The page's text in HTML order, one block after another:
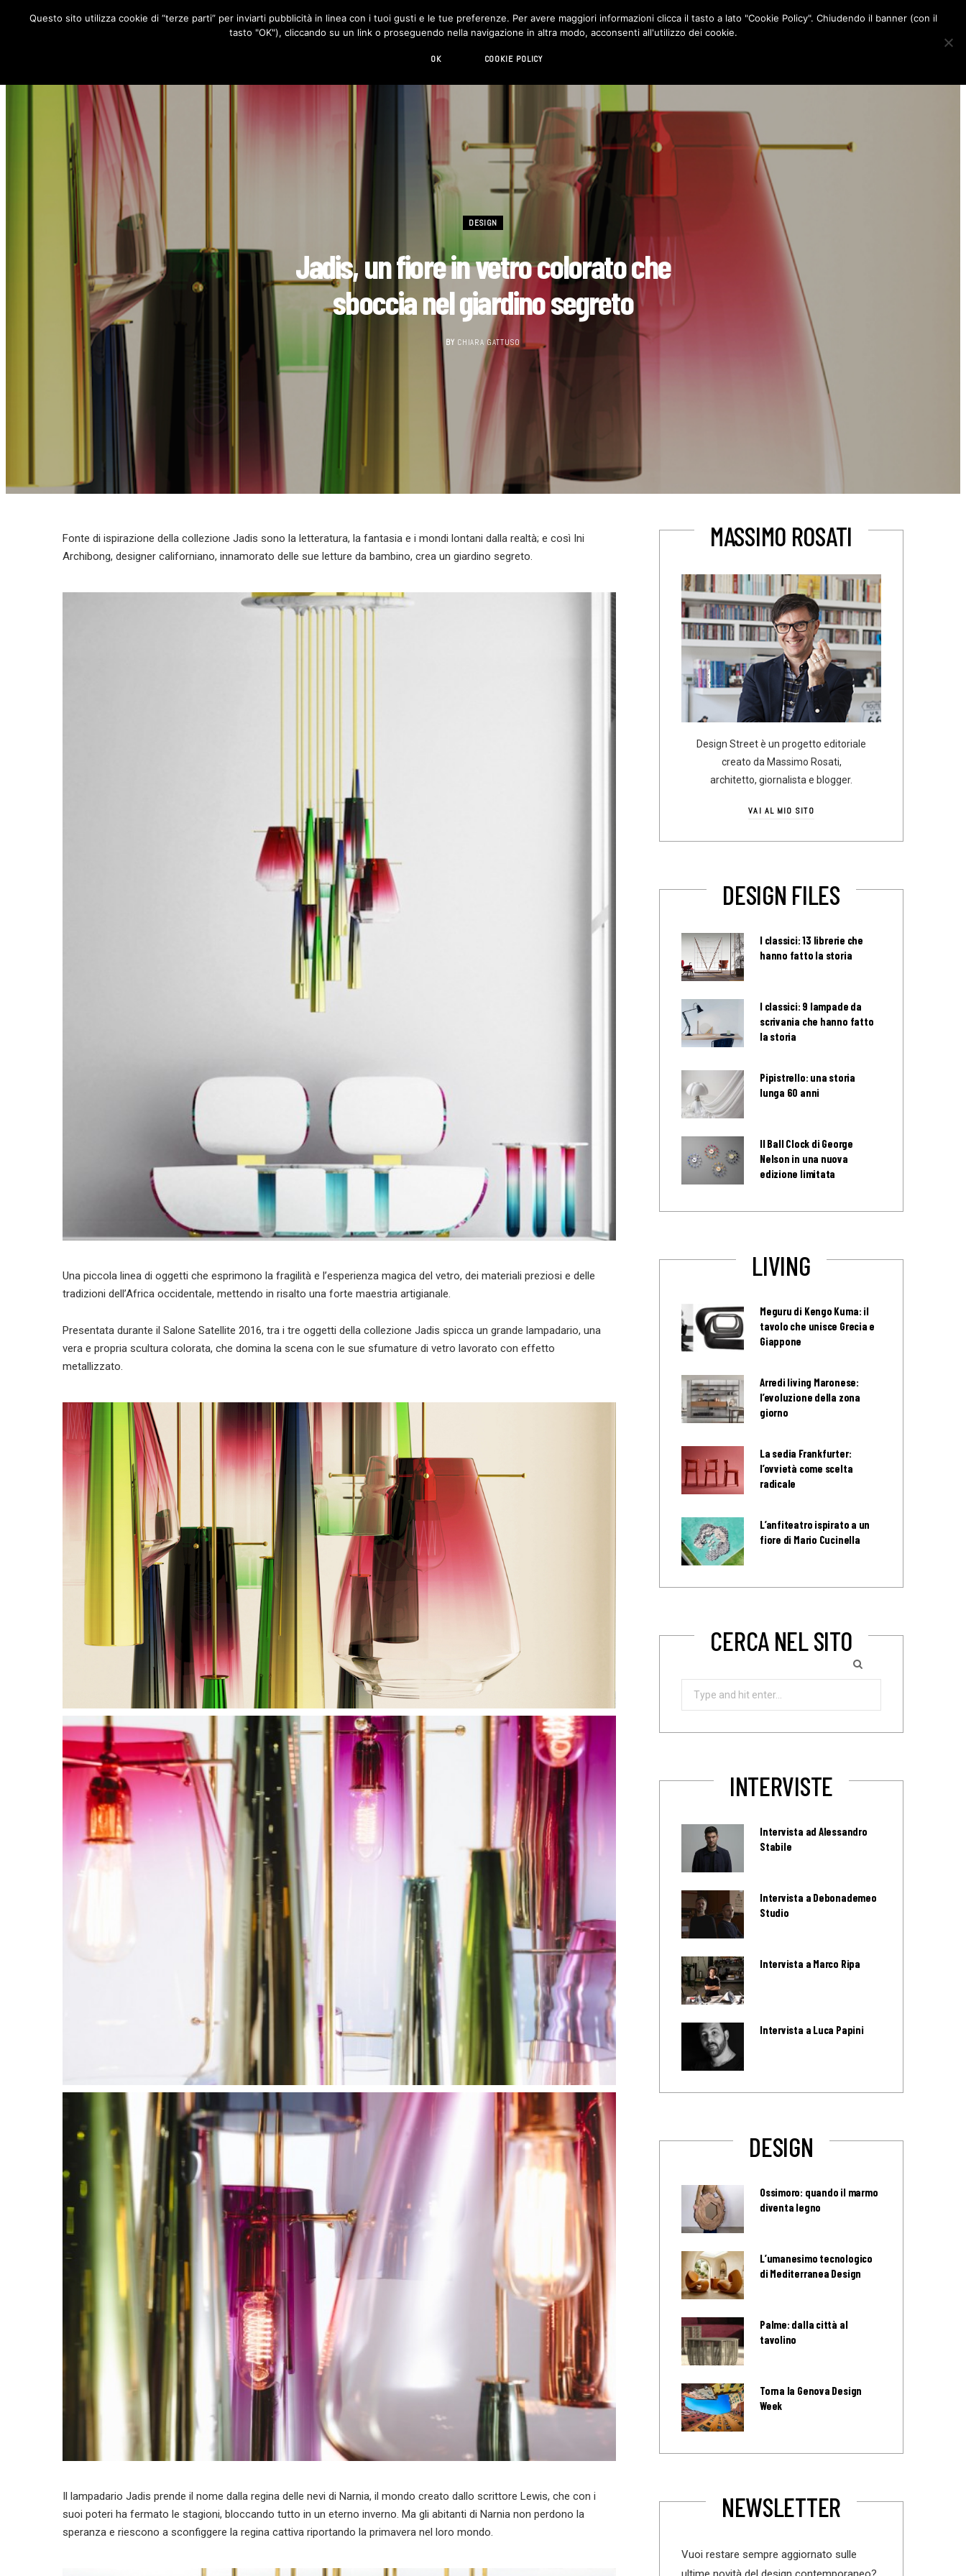
RUBRICHE DESIGN LIVING HI-TECH CHI SIAMO CONTATTI
o
g
r
d
DESIGN
Jadis, un fiore in vetro colorato che
sboccia nel giardino segreto
BY CHIARA GATTUSO
Fonte di ispirazione della collezione Jadis sono la letteratura, la fantasia e i mondi lontani dalla realtà; e così Ini
Archibong, designer californiano, innamorato delle sue letture da bambino, crea un giardino segreto.
Una piccola linea di oggetti che esprimono la fragilità e l’esperienza magica del vetro, dei materiali preziosi e delle
tradizioni dell’Africa occidentale, mettendo in risalto una forte maestria artigianale.
Presentata durante il Salone Satellite 2016, tra i tre oggetti della collezione Jadis spicca un grande lampadario, una
vera e propria scultura colorata, che domina la scena con le sue sfumature di vetro lavorato con effetto
metallizzato.
Il lampadario Jadis prende il nome dalla regina delle nevi di Narnia, il mondo creato dallo scrittore Lewis, che con i
suoi poteri ha fermato le stagioni, bloccando tutto in un eterno inverno. Ma gli abitanti di Narnia non perdono la
speranza e riescono a sconfiggere la regina cattiva riportando la primavera nel loro mondo.
MASSIMO ROSATI
Design Street è un progetto editoriale
creato da Massimo Rosati,
architetto, giornalista e blogger.
VAI AL MIO SITO
DESIGN FILES
I classici: 13 librerie che
hanno fatto la storia
I classici: 9 lampade da
scrivania che hanno fatto
la storia
Pipistrello: una storia
lunga 60 anni
Il Ball Clock di George
Nelson in una nuova
edizione limitata
LIVING
Meguru di Kengo Kuma: il
tavolo che unisce Grecia e
Giappone
Arredi living Maronese:
l’evoluzione della zona
giorno
La sedia Frankfurter:
l’ovvietà come scelta
radicale
L’anfiteatro ispirato a un
fiore di Mario Cucinella
CERCA NEL SITO
Search
INTERVISTE
Intervista ad Alessandro
Stabile
Intervista a Debonademeo
Studio
Intervista a Marco Ripa
Intervista a Luca Papini
DESIGN
Ossimoro: quando il marmo
diventa legno
L’umanesimo tecnologico
di Mediterranea Design
Palme: dalla città al
tavolino
Torna la Genova Design
Week
NEWSLETTER
Vuoi restare sempre aggiornato sulle
Questo sito utilizza cookie di “terze parti” per inviarti pubblicità in linea con i tuoi gusti e le tue preferenze. Per avere maggiori informazioni clicca il tasto a lato "Cookie Policy". Chiudendo il banner (con il
tasto "OK"), cliccando su un link o proseguendo nella navigazione in altra modo, acconsenti all'utilizzo dei cookie.
OK COOKIE POLICY